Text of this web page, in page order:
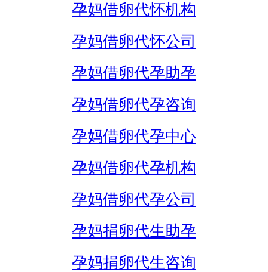
孕妈借卵代怀机构
孕妈借卵代怀公司
孕妈借卵代孕助孕
孕妈借卵代孕咨询
孕妈借卵代孕中心
孕妈借卵代孕机构
孕妈借卵代孕公司
孕妈捐卵代生助孕
孕妈捐卵代生咨询